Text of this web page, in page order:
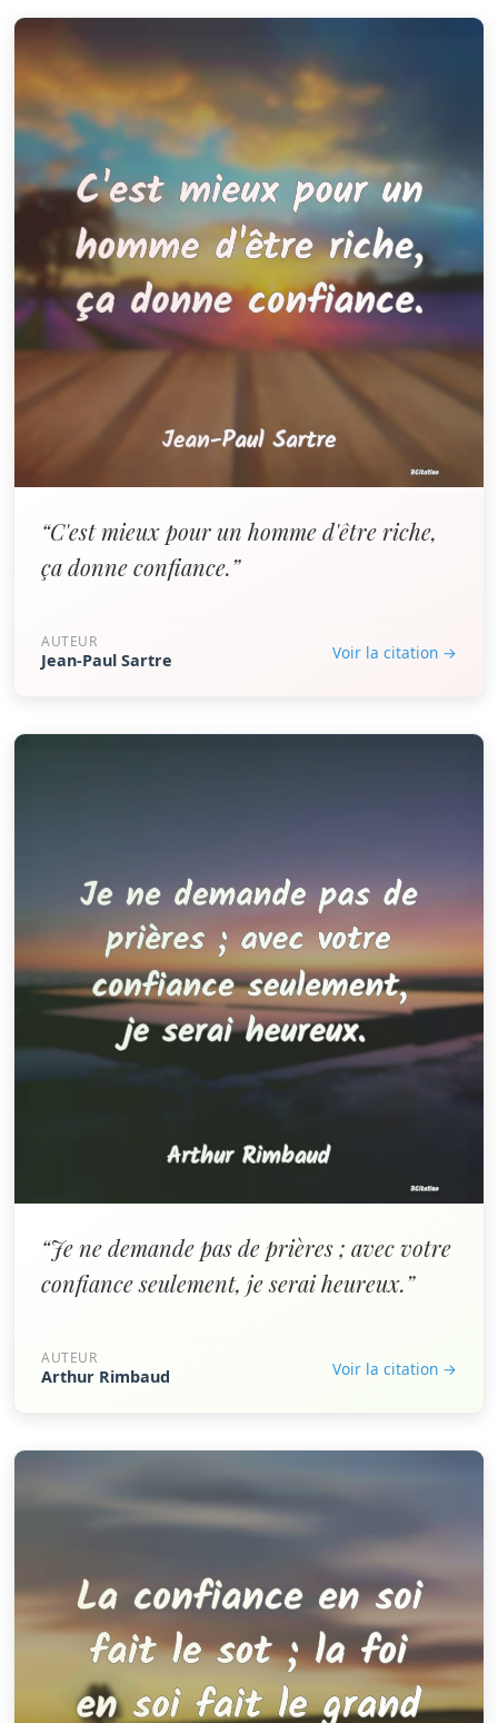
“C'est mieux pour un homme d'être riche,
ça donne confiance.”
AUTEUR
Jean-Paul Sartre Voir la citation →
“Je ne demande pas de prières ; avec votre
confiance seulement, je serai heureux.”
AUTEUR
Arthur Rimbaud Voir la citation →